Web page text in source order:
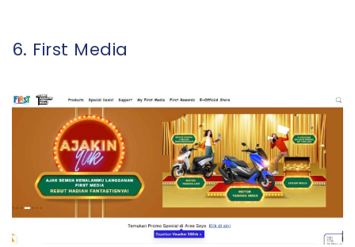
6. First Media